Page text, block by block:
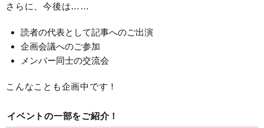
さらに、今後は……
読者の代表として記事へのご出演
企画会議へのご参加
メンバー同士の交流会
こんなことも企画中です！
イベントの一部をご紹介！